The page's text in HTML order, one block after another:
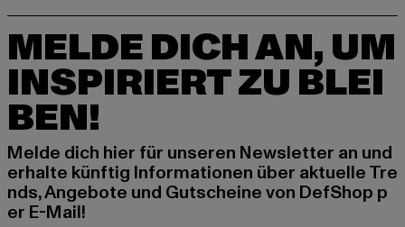
MELDE DICH AN, UM
INSPIRIERT ZU BLEI
BEN!
Melde dich hier für unseren Newsletter an und
erhalte künftig Informationen über aktuelle Tre
nds, Angebote und Gutscheine von DefShop p
er E-Mail!